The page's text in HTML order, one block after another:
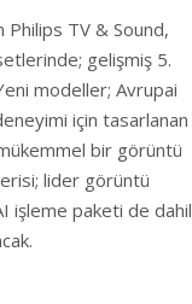
Philips TV & Sound,
gelişmiş 5.
modeller; Avrupai
için tasarlanan
bir görüntü
lider görüntü
işleme paketi de dahil